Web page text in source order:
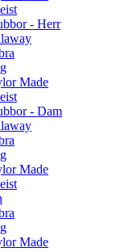
- Herr
Made
- Dam
Made
Made